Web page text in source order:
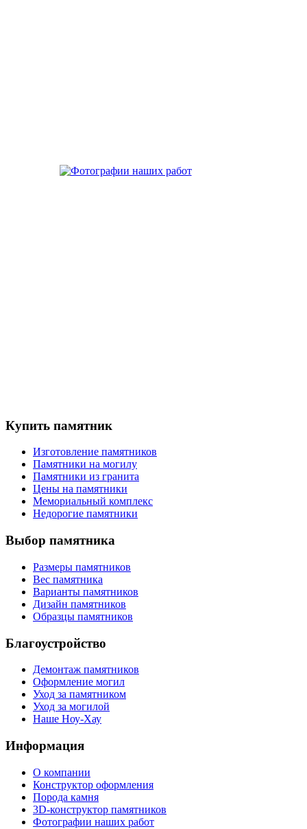
Купить памятник
Изготовление памятников
Памятники на могилу
Памятники из гранита
Цены на памятники
Мемориальный комплекс
Недорогие памятники
Выбор памятника
Размеры памятников
Вес памятника
Варианты памятников
Дизайн памятников
Образцы памятников
Благоустройство
Демонтаж памятников
Оформление могил
Уход за памятником
Уход за могилой
Наше Ноу-Хау
Информация
О компании
Конструктор оформления
Порода камня
3D-конструктор памятников
Фотографии наших работ